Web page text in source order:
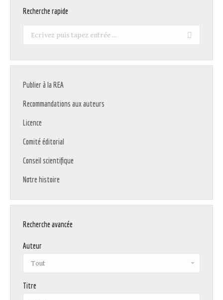
Recherche rapide
Recherche
Publier à la REA
Recommandations aux auteurs
Licence
Comité éditorial
Conseil scientifique
Notre histoire
Recherche avancée
Auteur
Titre